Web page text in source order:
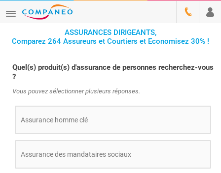
ASSURANCES DIRIGEANTS,
Comparez 264 Assureurs et Courtiers et Economisez 30% !
Quel(s) produit(s) d'assurance de personnes recherchez-vous
?
Vous pouvez sélectionner plusieurs réponses.
Assurance homme clé
Assurance des mandataires sociaux